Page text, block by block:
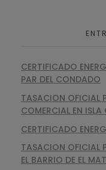
CERTIFICADO
PAR DEL CONDADO
TASACION OFICIAL
COMERCIAL EN ISLA
CERTIFICADO
TASACION OFICIAL
EL BARRIO DE EL